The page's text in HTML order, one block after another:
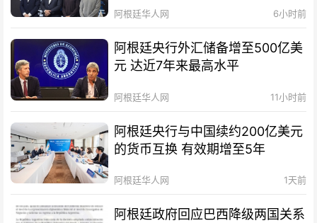
阿根廷华人网 6小时前
阿根廷央行外汇储备增至500亿美
元 达近7年来最高水平
阿根廷华人网 11小时前
阿根廷央行与中国续约200亿美元
的货币互换 有效期增至5年
阿根廷华人网 1天前
阿根廷政府回应巴西降级两国关系